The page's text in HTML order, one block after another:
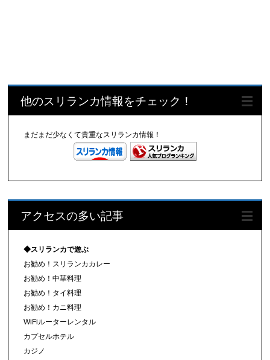
他のスリランカ情報をチェック！
まだまだ少なくて貴重なスリランカ情報！
アクセスの多い記事
◆スリランカで遊ぶ
お勧め！スリランカカレー
お勧め！中華料理
お勧め！タイ料理
お勧め！カニ料理
WiFiルーターレンタル
カプセルホテル
カジノ